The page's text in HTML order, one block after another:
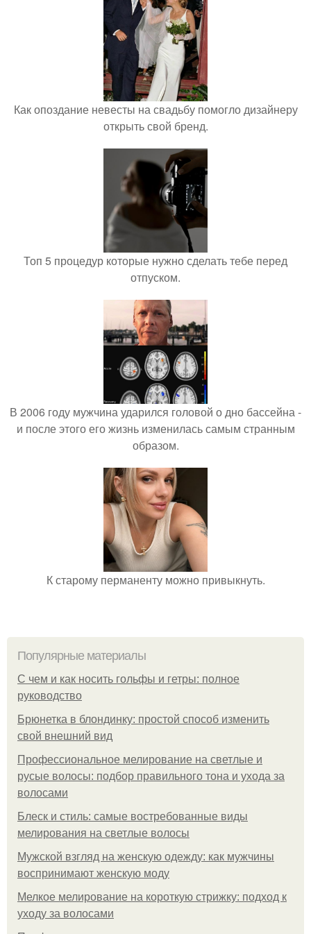
Как опоздание невесты на свадьбу помогло дизайнеру
открыть свой бренд.
Топ 5 процедур которые нужно сделать тебе перед
отпуском.
В 2006 году мужчина ударился головой о дно бассейна -
и после этого его жизнь изменилась самым странным
образом.
К старому перманенту можно привыкнуть.
Популярные материалы
С чем и как носить гольфы и гетры: полное
руководство
Брюнетка в блондинку: простой способ изменить
свой внешний вид
Профессиональное мелирование на светлые и
русые волосы: подбор правильного тона и ухода за
волосами
Блеск и стиль: самые востребованные виды
мелирования на светлые волосы
Мужской взгляд на женскую одежду: как мужчины
воспринимают женскую моду
Мелкое мелирование на короткую стрижку: подход к
уходу за волосами